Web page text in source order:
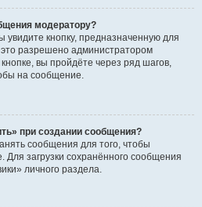
модератору?
кнопку, предназначенную для
разрешено администратором
вы пройдёте через ряд шагов,
на сообщение.
при создании сообщения?
сообщения для того, чтобы
Для загрузки сохранённого сообщения
личного раздела.